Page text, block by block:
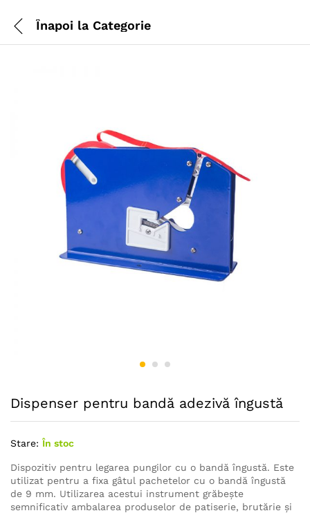
Înapoi la Categorie
Dispenser pentru bandă adezivă îngustă
Stare: În stoc
Dispozitiv pentru legarea pungilor cu o bandă îngustă. Este
utilizat pentru a fixa gâtul pachetelor cu o bandă îngustă
de 9 mm. Utilizarea acestui instrument grăbește
semnificativ ambalarea produselor de patiserie, brutărie și